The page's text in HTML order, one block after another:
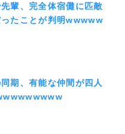
先輩、完全体宿儺に匹敵
たことが判明wwwww
同期、有能な仲間が四人